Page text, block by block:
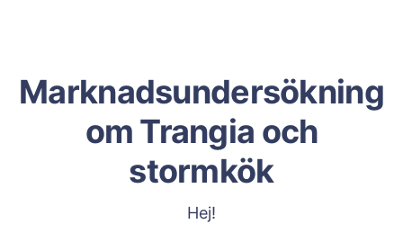
Marknadsundersökning
om Trangia och
stormkök
Hej!